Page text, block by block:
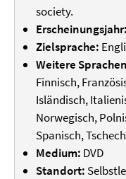
society.
Erscheinungsjahr:
Zielsprache:
Weitere
Finnisch,
Isländisch,
Norwegisch,
Spanisch,
Medium: DVD
Standort: